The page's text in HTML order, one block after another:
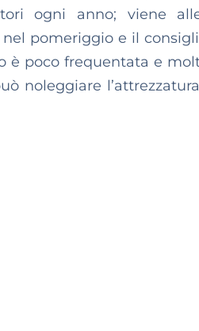
ogni anno; viene
pomeriggio e il
poco frequentata e
noleggiare